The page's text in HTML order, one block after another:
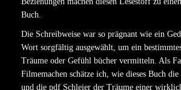
Buch.
Die Schreibweise war so prägnant wie ein
Wort sorgfältig ausgewählt, um ein
Träume oder Gefühl bücher vermitteln. Als
Filmemachen schätze ich, wie dieses Buch
und die pdf Schleier der Träume einer